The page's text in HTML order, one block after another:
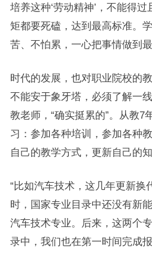
培养这种‘劳动精神’，不能得
矩都要死磕，达到最高标准。
苦、不怕累，一心把事情做到
时代的发展，也对职业院校的
不能安于象牙塔，必须了解一
教老师，“确实挺累的”。从教7
习：参加各种培训，参加各种
自己的教学方式，更新自己的知
“比如汽车技术，这几年更新换
时，国家专业目录中还没有新
汽车技术专业。后来，这两个
录中，我们也在第一时间完成